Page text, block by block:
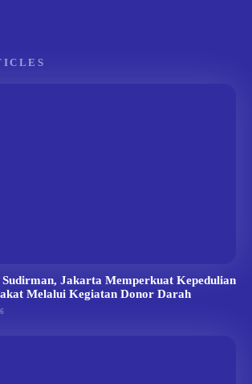
Sudirman, Jakarta Memperkuat Kepedulian
Melalui Kegiatan Donor Darah